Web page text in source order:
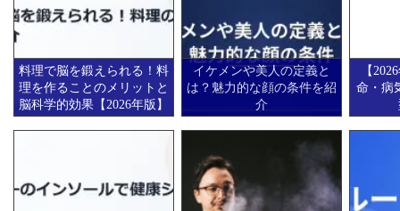
料理で脳を鍛えられる！料
理を作ることのメリットと
脳科学的効果【2026年版】
イケメンや美人の定義と
は？魅力的な顔の条件を紹
介
【
命・病